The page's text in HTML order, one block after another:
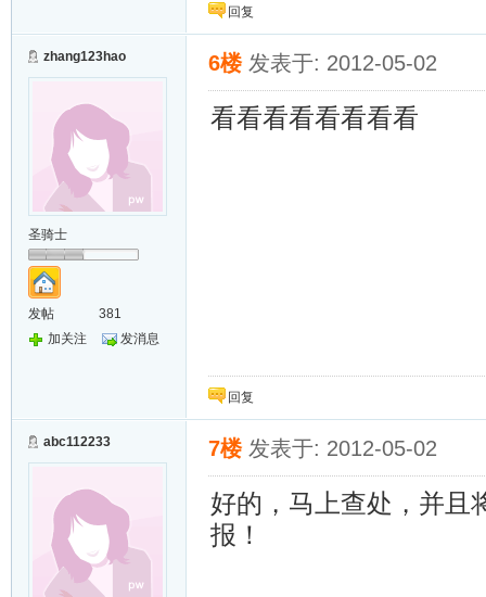
回复
zhang123hao
圣骑士
发帖
381
加关注
发消息
6楼 发表于: 2012-05-02
看看看看看看看看
回复
abc112233 7楼 发表于: 2012-05-02
好的，马上查处，并且
报！